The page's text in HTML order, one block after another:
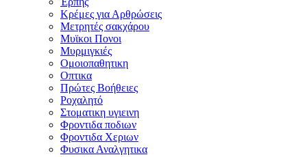
Κρέμες για Αρθρώσεις
Μετρητές σακχάρου
Μυϊκοι Πονοι
Μυρμιγκιές
Ομοιοπαθητικη
Οπτικα
Πρώτες Βοήθειες
Ροχαλητό
Στοματικη υγιεινη
Φροντιδα ποδιων
Φροντιδα Χεριων
Φυσικα Αναλγητικα